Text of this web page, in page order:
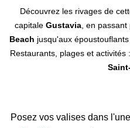
Découvrez les rivages de
capitaleGustavia, en passant
Beach jusqu'aux époustouflants
Restaurants, plages et activités
Posez vos valises dans